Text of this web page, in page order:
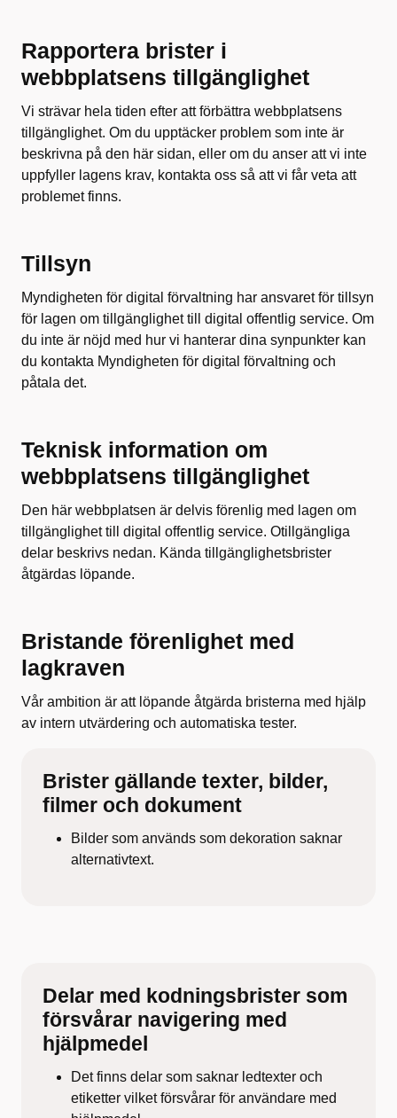
Rapportera brister i
webbplatsens tillgänglighet
Vi strävar hela tiden efter att förbättra webbplatsens
tillgänglighet. Om du upptäcker problem som inte är
beskrivna på den här sidan, eller om du anser att vi inte
uppfyller lagens krav, kontakta oss så att vi får veta att
problemet finns.
Tillsyn
Myndigheten för digital förvaltning har ansvaret för tillsyn
för lagen om tillgänglighet till digital offentlig service. Om
du inte är nöjd med hur vi hanterar dina synpunkter kan
du kontakta Myndigheten för digital förvaltning och
påtala det.
Teknisk information om
webbplatsens tillgänglighet
Den här webbplatsen är delvis förenlig med lagen om
tillgänglighet till digital offentlig service. Otillgängliga
delar beskrivs nedan. Kända tillgänglighetsbrister
åtgärdas löpande.
Bristande förenlighet med
lagkraven
Vår ambition är att löpande åtgärda bristerna med hjälp
av intern utvärdering och automatiska tester.
Brister gällande texter, bilder,
filmer och dokument
Bilder som används som dekoration saknar
alternativtext.
Delar med kodningsbrister som
försvårar navigering med
hjälpmedel
Det finns delar som saknar ledtexter och
etiketter vilket försvårar för användare med